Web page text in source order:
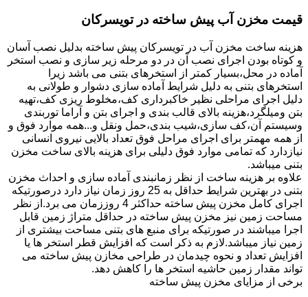
قیمت مخزن آب پیش ساخته در تویسرکان
هزینه ساخت مخزن آب در تویسرکان پیش ساخته بدلیل نصب آسان
و کوتاه بودن اجرای نصب آن در دو مرحله زیر سازی و نصب استخر
آماده در محل،بسیار کمتر از استخرهای بتنی می باشد زیرا
استخرهای بتنی به دلیل شرایط آماده سازی دشوار و طولانی به
دلیل اجرای مراحلی نظیر خاکبرداری کف،مخلوط ریزی کف،تهیه
بتن ومیلگرد،هزینه بالای قالب بندی و اجرای بتن و آراما توربندی
وسیستم آن،کف سازی،شیب بندی،حمل ونقل و...همه موارد فوق و
از همه مهمتر برای اجرای مراحل فوق تعداد بالایی نیروی انسانی
نیازدارد که تمامی موارد فوق دلیلی برای هزینه بالای ساخت مخزن
بتنی میباشد.
علاوه بر هزینه ساخت از نظر زمانبندی آماده سازی و احداث مخزن
بتنی در بهترین شرایط حداقل به 25 روز زمان نیاز دارد درصورتیکه
اجرای کامل مخزن پیش ساخته حداکثر 4 روززمان می برد.از نظر
مساحت زمین نیز مخزن پیش ساخته در حداقل متراژ زمین قابل
اجرا میباشند در صورتیکه برای منبع های بتنی مساحت بیشتری از
زمین نیاز میباشد.لازم به ذکر است که افزایش قطر استخر ها یا
افزایش تعداد و نحوه چیدمان در طراحی مخازن پیش ساخته می
تواند مقدار زمین حاشیه استخر ها را کاهش دهد.
برخی از مزایای مخزن پیش ساخته